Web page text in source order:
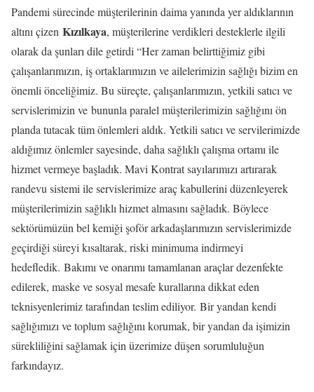
Pandemi sürecinde müşterilerinin daima yanında yer aldıklarının
altını çizen Kızılkaya, müşterilerine verdikleri desteklerle ilgili
olarak da şunları dile getirdi “Her zaman belirttiğimiz gibi
çalışanlarımızın, iş ortaklarımızın ve ailelerimizin sağlığı bizim en
önemli önceliğimiz. Bu süreçte, çalışanlarımızın, yetkili satıcı ve
servislerimizin ve bununla paralel müşterilerimizin sağlığını ön
planda tutacak tüm önlemleri aldık. Yetkili satıcı ve servilerimizde
aldığımız önlemler sayesinde, daha sağlıklı çalışma ortamı ile
hizmet vermeye başladık. Mavi Kontrat sayılarımızı artırarak
randevu sistemi ile servislerimize araç kabullerini düzenleyerek
müşterilerimizin sağlıklı hizmet almasını sağladık. Böylece
sektörümüzün bel kemiği şoför arkadaşlarımızın servislerimizde
geçirdiği süreyi kısaltarak, riski minimuma indirmeyi
hedefledik. Bakımı ve onarımı tamamlanan araçlar dezenfekte
edilerek, maske ve sosyal mesafe kurallarına dikkat eden
teknisyenlerimiz tarafından teslim ediliyor. Bir yandan kendi
sağlığımızı ve toplum sağlığını korumak, bir yandan da işimizin
sürekliliğini sağlamak için üzerimize düşen sorumluluğun
farkındayız.